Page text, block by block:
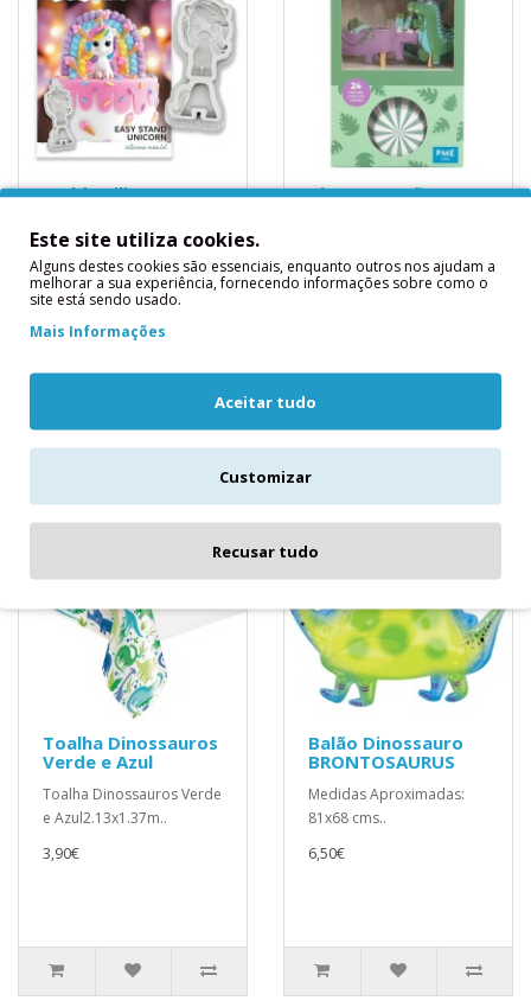
Molde Silicone Faça
Sentado
Molde Silicone Faça Fácil
Unicórnio Sentado..
22,50€
Kit Decoração 24
Ideal para os entusiastas
de Jurassic
Toalha Dinossauros
Verde e Azul
Toalha Dinossauros Verde
e Azul2.13x1.37m..
3,90€
Balão Dinossauro
BRONTOSAURUS
Medidas Aproximadas:
81x68 cms..
6,50€
Este site utiliza cookies.
Alguns destes cookies são essenciais, enquanto outros nos ajudam a
melhorar a sua experiência, fornecendo informações sobre como o
site está sendo usado.
Mais Informações
Aceitar tudo
Customizar
Recusar tudo